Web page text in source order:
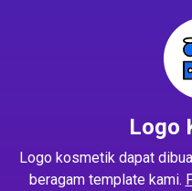
Logo
Logo kosmetik dapat
beragam template kami.